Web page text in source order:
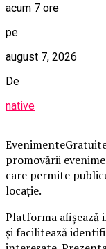
acum 7 ore
pe
august 7, 2026
De
native
promovării
care permite
locație.
Platforma afișează
și facilitează